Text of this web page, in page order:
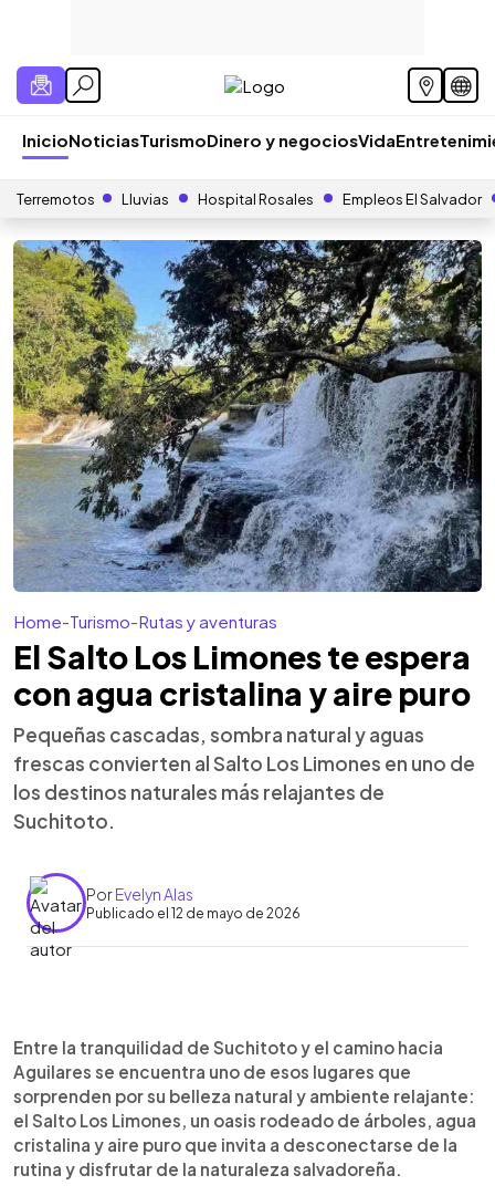
InicioNoticiasTurismoDinero y negociosVida
Terremotos Lluvias Hospital Rosales Empleos El Salvador
Home-Turismo-Rutas y aventuras
El Salto Los Limones te espera
con agua cristalina y aire puro
Pequeñas cascadas, sombra natural y aguas
frescas convierten al Salto Los Limones en uno de
los destinos naturales más relajantes de
Suchitoto.
PorEvelyn Alas
Publicado el 12 de mayo de 2026
► Escuchar artículo
El Salto Los Limones es un hermoso destino
natural ubicado en la carretera de Suchitoto hacia
Aguilares, cerca del Ingenio. Este rincón
salvadoreño destaca por sus pequeñas
cascadas, aguas frescas y amplias zonas
rodeadas de árboles que brindan abundante
sombra. El lugar es ideal para disfrutar de un día
Entre la tranquilidad de Suchitoto y el camino hacia
Aguilares se encuentra uno de esos lugares que
sorprenden por su belleza natural y ambiente relajante:
el Salto Los Limones, un oasis rodeado de árboles, agua
cristalina y aire puro que invita a desconectarse de la
rutina y disfrutar de la naturaleza salvadoreña.